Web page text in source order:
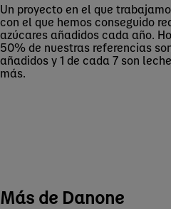
Un proyecto en el que
con el que hemos conseguido
azúcares añadidos cada año.
50% de nuestras referencias
añadidos y 1 de cada 7 son
más.
Más de Danone